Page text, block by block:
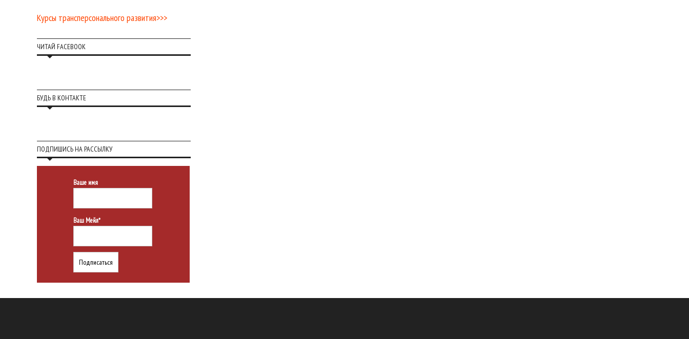
Курсы трансперсонального развития>>>
ЧИТАЙ FACEBOOK
БУДЬ В КОНТАКТЕ
ПОДПИШИСЬ НА РАССЫЛКУ
Ваше имя
Ваш Мейл*